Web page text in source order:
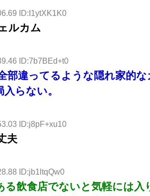
ID:I1ytXK1K0
ルカム
ID:7b7BEd+t0
部違ってるような隠れ家的
らない。
ID:j8pF+xu10
夫
ID:jb1ltqQw0
る飲食店でないと気軽には入